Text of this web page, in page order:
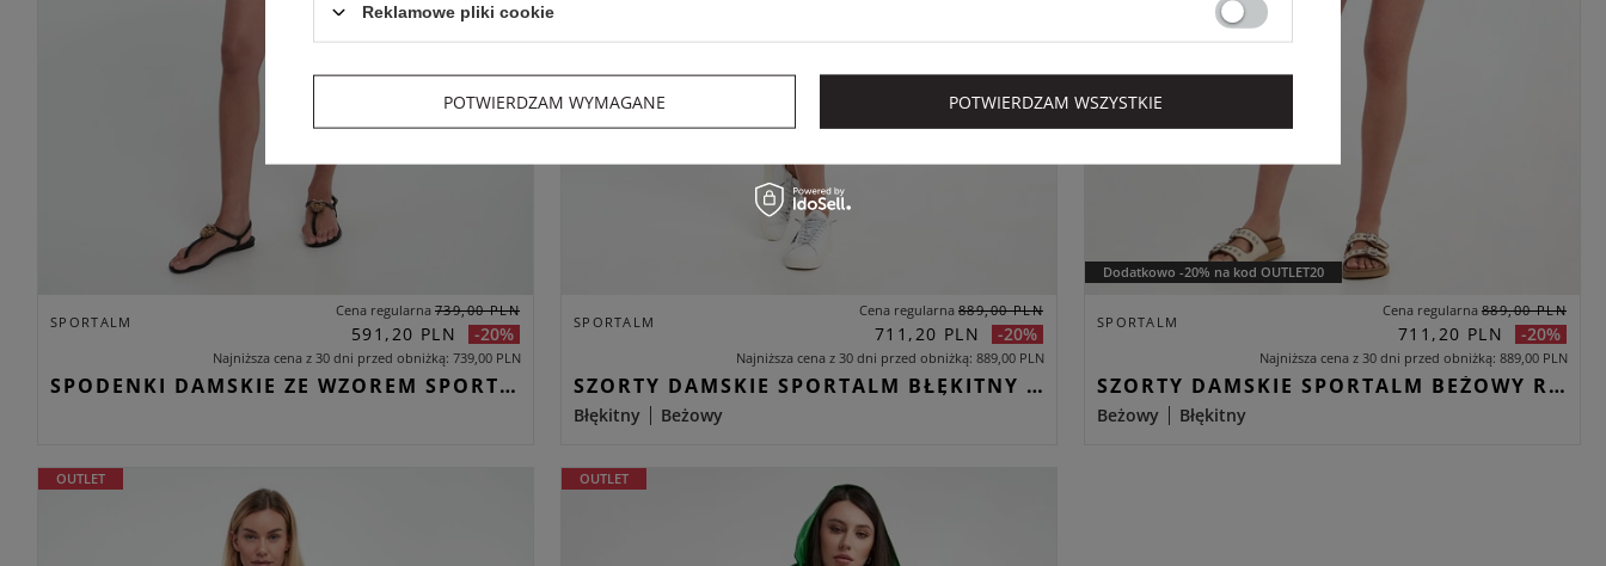
SPORTALM
Cena regularna 739,00 PLN
591,20 PLN -20%
Najniższa cena z 30 dni przed obniżką 739,00 PLN
SPODENKI DAMSKIE ZE WZOREM SPORTALM WIELOKOLOROWY REGULAR
SPORTALM
Cena regularna 889,00 PLN
711,20 PLN -20%
Najniższa cena z 30 dni przed obniżką 889,00 PLN
SZORTY DAMSKIE SPORTALM BŁĘKITNY REGULAR
Błękitny Beżowy
Dodatkowo -20% na kod OUTLET20
SPORTALM
Cena regularna 889,00 PLN
711,20 PLN -20%
Najniższa cena z 30 dni przed obniżką 889,00 PLN
SZORTY DAMSKIE SPORTALM BEŻOWY REGULAR
Beżowy Błękitny
OUTLET OUTLET
Reklamowe pliki cookie
POTWIERDZAM WYMAGANE POTWIERDZAM WSZYSTKIE